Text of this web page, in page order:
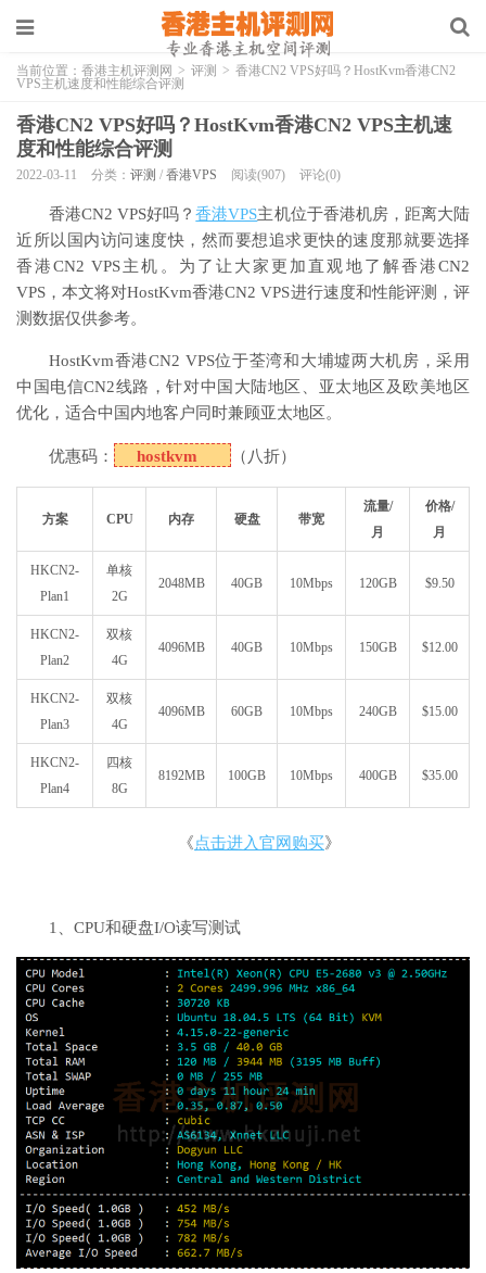
当前位置： 香港主机评测网 > 评测 > 香港CN2 VPS好吗？HostKvm香港CN2
VPS主机速度和性能综合评测
香港CN2 VPS好吗？HostKvm香港CN2 VPS主机速
度和性能综合评测
2022-03-11 分类： 评测 / 香港VPS 阅读(907) 评论(0)
香港CN2 VPS好吗？香港VPS主机位于香港机房，距离大陆
近所以国内访问速度快，然而要想追求更快的速度那就要选择
香港CN2 VPS主机。为了让大家更加直观地了解香港CN2
VPS，本文将对HostKvm香港CN2 VPS进行速度和性能评测，评
测数据仅供参考。
HostKvm香港CN2 VPS位于荃湾和大埔墟两大机房，采用
中国电信CN2线路，针对中国大陆地区、亚太地区及欧美地区
优化，适合中国内地客户同时兼顾亚太地区。
优惠码： hostkvm （八折）
方案 CPU 内存 硬盘 带宽
流量/
月
价格/
月
HKCN2-
Plan1
单核
2G
2048MB 40GB 10Mbps 120GB $9.50
HKCN2-
Plan2
双核
4G
4096MB 40GB 10Mbps 150GB $12.00
HKCN2-
Plan3
双核
4G
4096MB 60GB 10Mbps 240GB $15.00
HKCN2-
Plan4
四核
8G
8192MB 100GB 10Mbps 400GB $35.00
《点击进入官网购买》
1、CPU和硬盘I/O读写测试